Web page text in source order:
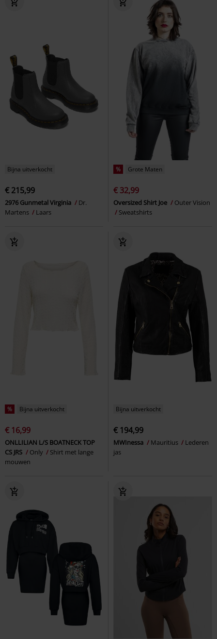
Bijna uitverkocht
€ 215,99
2976 Gunmetal Virginia
Dr.
Martens
Laars
% Grote Maten
€ 32,99
Oversized Shirt Joe
Outer Vision
Sweatshirts
% Bijna uitverkocht
€ 16,99
ONLLILIAN L/S BOATNECK TOP
CS JRS
Only
Shirt met lange
mouwen
Bijna uitverkocht
€ 194,99
MWInessa Mauritius
Lederen
jas